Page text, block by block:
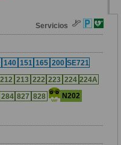
Servicios
140 151 165 200 SE721
212 213 222 223 224 224A
284 827 828
N202